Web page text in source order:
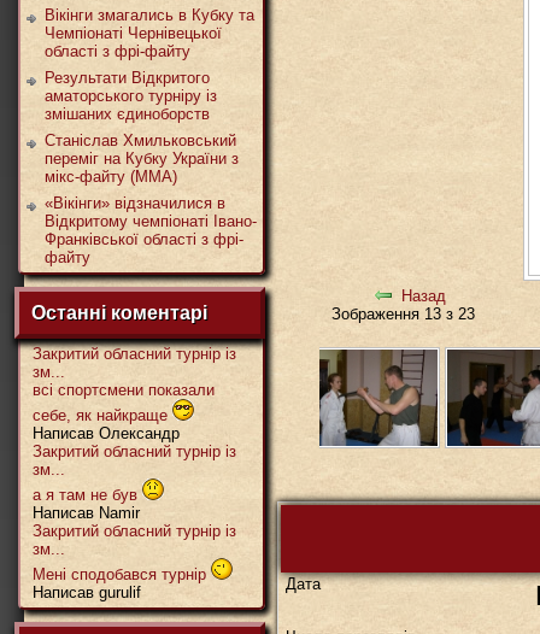
Вікінги змагались в Кубку та
Чемпіонаті Чернівецької
області з фрі-файту
Результати Відкритого
аматорського турніру із
змішаних єдиноборств
Станіслав Хмильковський
переміг на Кубку України з
мікс-файту (ММА)
«Вікінги» відзначилися в
Відкритому чемпіонаті Івано-
Франківської області з фрі-
файту
Останні коментарі
Закритий обласний турнір із
зм...
всі спортсмени показали
себе, як найкраще
Написав Олександр
Закритий обласний турнір із
зм...
а я там не був
Написав Namir
Закритий обласний турнір із
зм...
Мені сподобався турнір
Написав gurulif
Назад
Зображення 13 з 23
Дата